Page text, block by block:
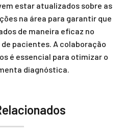
estar atualizados sobre as
na área para garantir que
de maneira eficaz no
pacientes. A colaboração
é essencial para otimizar o
diagnóstica.